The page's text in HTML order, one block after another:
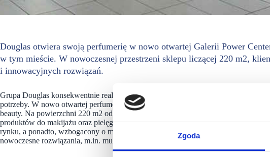
Zgoda
Douglas otwiera swoją perfumerię w nowo otwartej Galerii Power
w tym mieście. W nowoczesnej przestrzeni sklepu liczącej 220 m2,
i innowacyjnych rozwiązań.
Grupa Douglas konsekwentnie realizuje strategię ekspansji, chcąc być bliżej
potrzeby. W nowo otwartej perfumerii Douglas w Koszalinie na klientów czeka
beauty. Na powierzchni 220 m2 odwiedzający znajdą zapachy renomowanych i
produktów do makijażu oraz pielęgnacji, zarówno twarzy, jak i całego ciała.
rynku, a ponadto, wzbogacony o marki dotychczas niedostępne dla Klientów w
nowoczesne rozwiązania, m.in. multimedialne ekrany, które wpływają zarówno na